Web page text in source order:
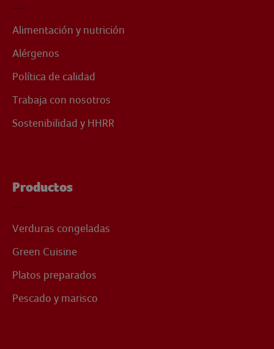
Alimentación y nutrición
Alérgenos
Política de calidad
Trabaja con nosotros
Sostenibilidad y HHRR
Productos
Verduras congeladas
Green Cuisine
Platos preparados
Pescado y marisco